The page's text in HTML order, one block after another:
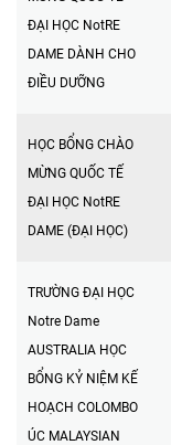
ĐẠI HỌC NotRE
DAME DÀNH CHO
ĐIỀU DƯỠNG
HỌC BỔNG CHÀO
MỪNG QUỐC TẾ
ĐẠI HỌC NotRE
DAME (ĐẠI HỌC)
TRƯỜNG ĐẠI HỌC
Notre Dame
AUSTRALIA HỌC
BỔNG KỶ NIỆM KẾ
HOẠCH COLOMBO
ÚC MALAYSIAN